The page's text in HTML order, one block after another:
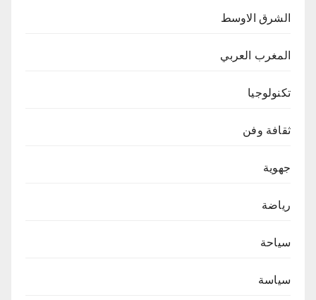
الشرق الاوسط
المغرب العربي
تكنولوجيا
ثقافة وفن
جهوية
رياضة
سياحة
سياسة